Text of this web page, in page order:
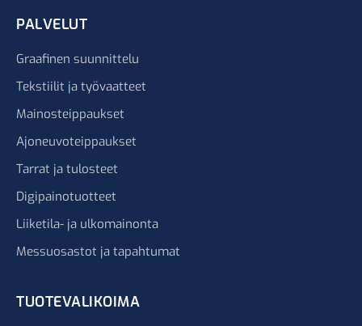
PALVELUT
Graafinen suunnittelu
Tekstiilit ja työvaatteet
Mainosteippaukset
Ajoneuvoteippaukset
Tarrat ja tulosteet
Digipainotuotteet
Liiketila- ja ulkomainonta
Messuosastot ja tapahtumat
TUOTEVALIKOIMA